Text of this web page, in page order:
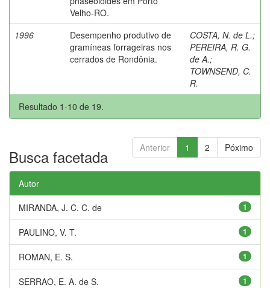
Velho-RO.
1996
Desempenho produtivo de
gramíneas forrageiras nos
cerrados de Rondônia.
COSTA, N. de L.;
PEREIRA, R. G.
de A.;
TOWNSEND, C.
R.
Resultado 1-10 de 19.
Anterior 1 2 Póximo
Busca facetada
Autor
1
MIRANDA, J. C. C. de
1
PAULINO, V. T.
1
ROMAN, E. S.
1
SERRAO, E. A. de S.